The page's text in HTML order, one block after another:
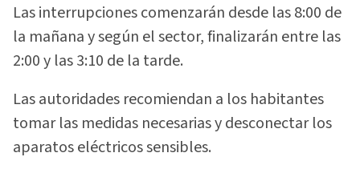
Las interrupciones comenzarán desde las 8:00 de
la mañana y según el sector, finalizarán entre las
2:00 y las 3:10 de la tarde.
Las autoridades recomiendan a los habitantes
tomar las medidas necesarias y desconectar los
aparatos eléctricos sensibles.